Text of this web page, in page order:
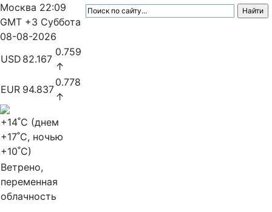
Москва 22:09
GMT +3 Суббота
08-08-2026
USD 82.167
0.759
↑
EUR 94.837
0.778
↑
+14˚C (днем
+17˚C, ночью
+10˚C)
Ветрено,
переменная
облачность